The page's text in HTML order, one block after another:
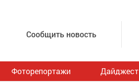
Сообщить новость
Фоторепортажи Дайджест